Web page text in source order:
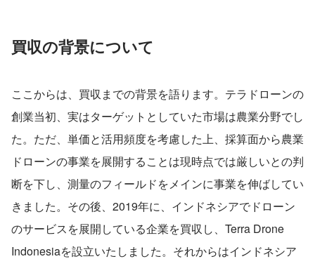
買収の背景について
ここからは、買収までの背景を語ります。テラドローンの
創業当初、実はターゲットとしていた市場は農業分野でし
た。ただ、単価と活用頻度を考慮した上、採算面から農業
ドローンの事業を展開することは現時点では厳しいとの判
断を下し、測量のフィールドをメインに事業を伸ばしてい
きました。その後、2019年に、インドネシアでドローン
のサービスを展開している企業を買収し、Terra Drone
Indonesiaを設立いたしました。それからはインドネシア